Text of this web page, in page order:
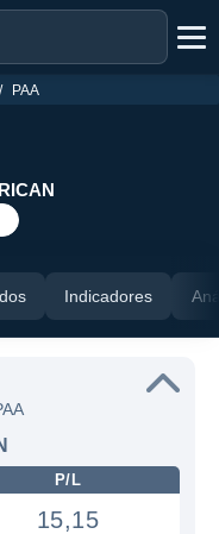
PAA
Indicadores
P/L
15,15